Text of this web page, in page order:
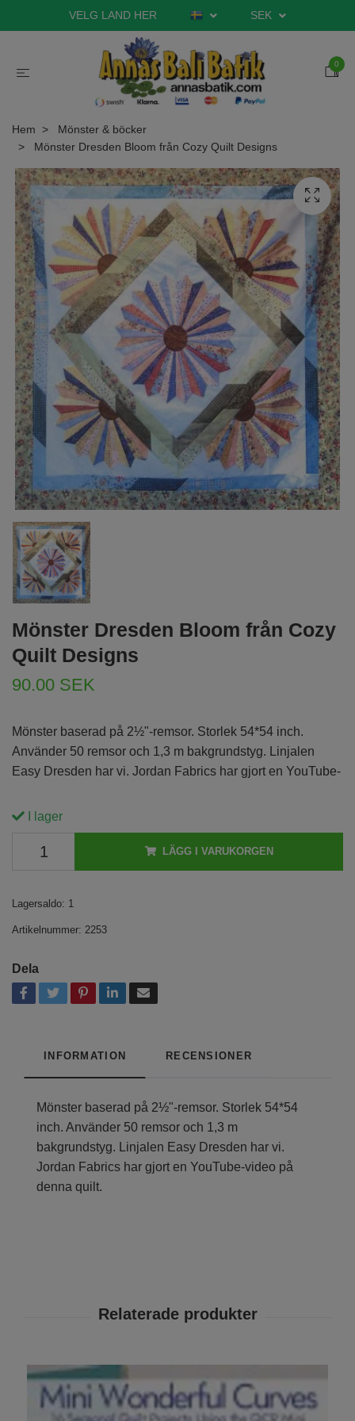
VELG LAND HER SEK
0
Hem
Mönster & böcker
Mönster Dresden Bloom från Cozy Quilt Designs
Mönster Dresden Bloom från Cozy
Quilt Designs
90.00 SEK
Mönster baserad på 2½"-remsor. Storlek 54*54 inch.
Använder 50 remsor och 1,3 m bakgrundstyg. Linjalen
Easy Dresden har vi. Jordan Fabrics har gjort en YouTube-
I lager
LÄGG I VARUKORGEN
Lagersaldo: 1
Artikelnummer: 2253
Dela
INFORMATION RECENSIONER
Mönster baserad på 2½"-remsor. Storlek 54*54
inch. Använder 50 remsor och 1,3 m
bakgrundstyg. Linjalen Easy Dresden har vi.
Jordan Fabrics har gjort en YouTube-video på
denna quilt.